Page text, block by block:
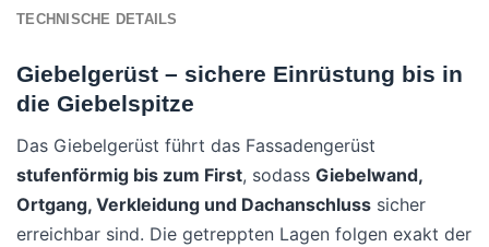
TECHNISCHE DETAILS
Giebelgerüst – sichere Einrüstung bis in
die Giebelspitze
Das Giebelgerüst führt das Fassadengerüst
stufenförmig bis zum First, sodass Giebelwand,
Ortgang, Verkleidung und Dachanschluss sicher
erreichbar sind. Die getreppten Lagen folgen exakt der